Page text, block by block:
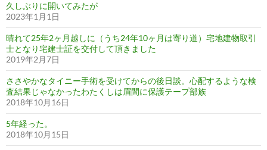
久しぶりに開いてみたが
2023年1月1日
晴れて25年2ヶ月越しに（うち24年10ヶ月は寄り道）宅地建物取引
士となり宅建士証を交付して頂きました
2019年2月7日
ささやかなタイニー手術を受けてからの後日談。心配するような検
査結果じゃなかったわたくしは眉間に保護テープ部族
2018年10月16日
5年経った。
2018年10月15日